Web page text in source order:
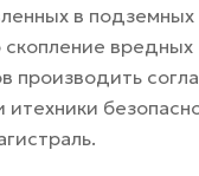
в подземных
скопление вредных
производить
итехники